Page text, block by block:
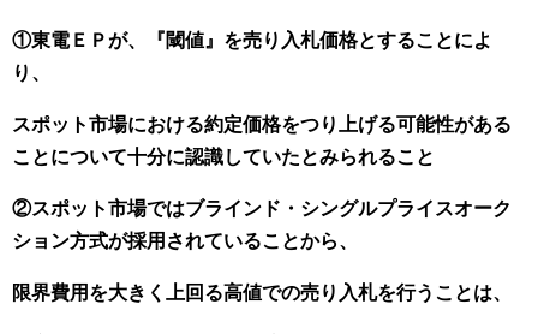
①東電ＥＰが、『閾値』を売り入札価格とすることによ
り、
スポット市場における約定価格をつり上げる可能性がある
ことについて十分に認識していたとみられること
②スポット市場ではブラインド・シングルプライスオーク
ション方式が採用されていることから、
限界費用を大きく上回る高値での売り入札を行うことは、